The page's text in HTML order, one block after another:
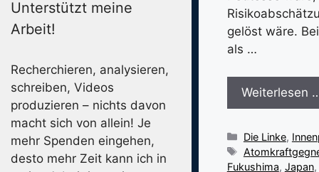
gelöst wäre.
als …
Weiterlesen
Kategorien
Die Linke,
Schlagwörter
Fukushima, Japan,
Unterstützt meine
Arbeit!
Recherchieren, analysieren,
schreiben, Videos
produzieren – nichts davon
macht sich von allein! Je
mehr Spenden eingehen,
desto mehr Zeit kann ich in